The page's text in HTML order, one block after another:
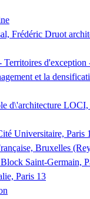
Frédéric Druot
Territoires
et la
d\'architecture
Universitaire, Paris
Bruxelles
Saint-Germain,
Paris 13